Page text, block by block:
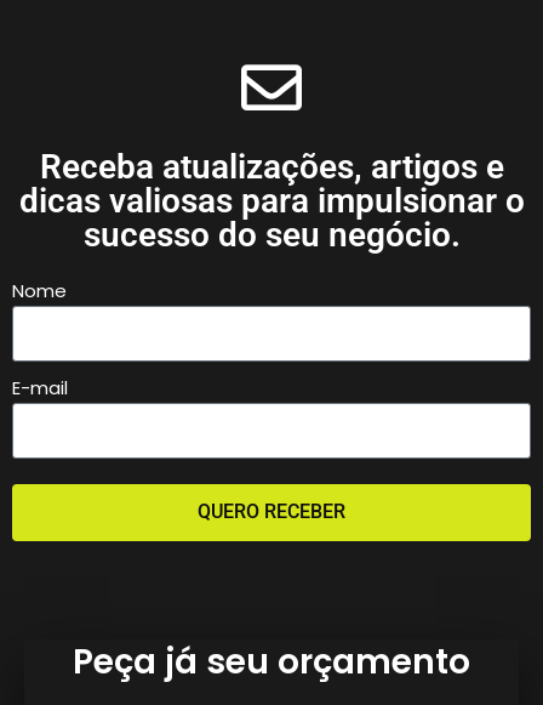
Receba atualizações, artigos e
dicas valiosas para impulsionar o
sucesso do seu negócio.
Nome
E-mail
QUERO RECEBER
Peça já seu orçamento